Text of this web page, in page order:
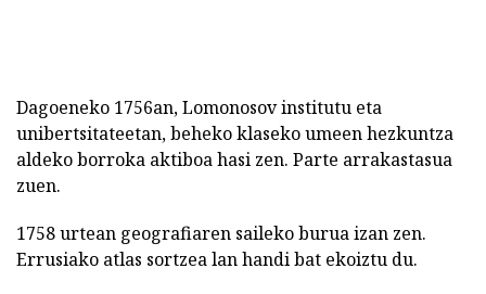
Dagoeneko 1756an, Lomonosov institutu eta
unibertsitateetan, beheko klaseko umeen hezkuntza
aldeko borroka aktiboa hasi zen. Parte arrakastasua
zuen.
1758 urtean geografiaren saileko burua izan zen.
Errusiako atlas sortzea lan handi bat ekoiztu du.